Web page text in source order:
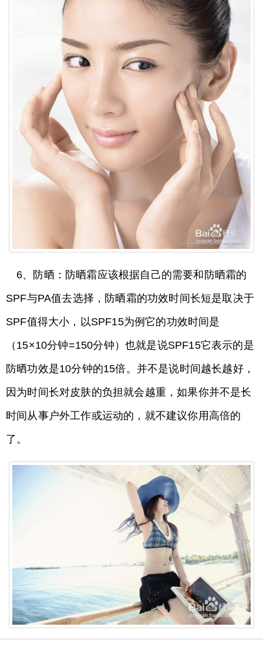
6、防晒：防晒霜应该根据自己的需要和防晒霜的
SPF与PA值去选择，防晒霜的功效时间长短是取决于
SPF值得大小，以SPF15为例它的功效时间是
（15×10分钟=150分钟）也就是说SPF15它表示的是
防晒功效是10分钟的15倍。并不是说时间越长越好，
因为时间长对皮肤的负担就会越重，如果你并不是长
时间从事户外工作或运动的，就不建议你用高倍的
了。